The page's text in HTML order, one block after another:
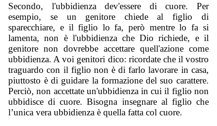
Secondo, l'ubbidienza dev'essere di cuore. Per
esempio, se un genitore chiede al figlio di
sparecchiare, e il figlio lo fa, però mentre lo fa si
lamenta, non è l'ubbidienza che Dio richiede, e il
genitore non dovrebbe accettare quell'azione come
ubbidienza. A voi genitori dico: ricordate che il vostro
traguardo con il figlio non è di farlo lavorare in casa,
piuttosto è di guidare la formazione del suo carattere.
Perciò, non accettate un'ubbidienza in cui il figlio non
ubbidisce di cuore. Bisogna insegnare al figlio che
l’unica vera ubbidienza è quella fatta col cuore.